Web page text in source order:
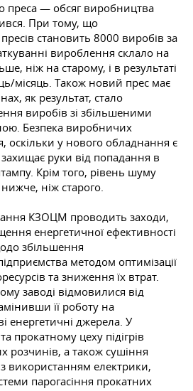
— обсяг виробництва
При тому, що
становить 8000 виробів за
вироблення склало на
ніж на старому, і в результаті
місяць. Також новий прес має
як результат, стало
виробів зі збільшеними
Безпека виробничих
оскільки у нового обладнання є
руки від попадання в
Крім того, рівень шуму
ніж старого.
КЗОЦМ проводить заходи,
енергетичної ефективності
збільшення
методом оптимізації
та зниження їх втрат.
заводі відмовилися від
її роботу на
енергетичні джерела. У
прокатному цеху підігрів
розчинів, а також сушіння
використанням електрики,
парогасіння прокатних